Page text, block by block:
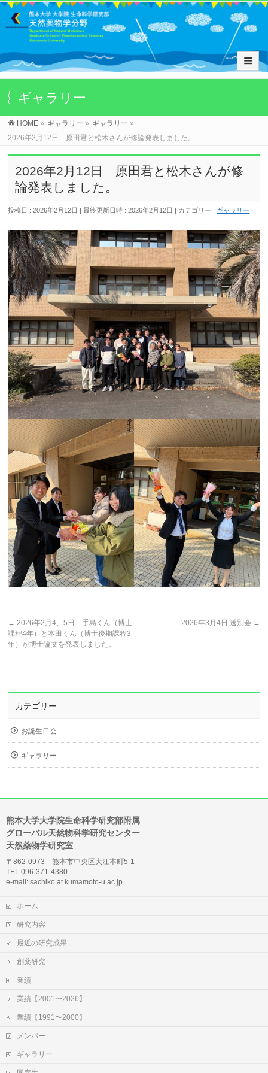
ギャラリー
HOME » ギャラリー » ギャラリー »
2026年2月12日 原田君と松木さんが修論発表しました。
2026年2月12日 原田君と松木さんが修
論発表しました。
投稿日 : 2026年2月12日 最終更新日時 : 2026年2月12日 カテゴリー : ギャラリー
← 2026年2月4、5日 手島くん（博士
課程4年）と本田くん（博士後期課程3
年）が博士論文を発表しました。
2026年3月4日 送別会 →
カテゴリー
お誕生日会
ギャラリー
熊本大学大学院生命科学研究部附属
グローバル天然物科学研究センター
天然薬物学研究室
〒862-0973 熊本市中央区大江本町5-1
TEL 096-371-4380
e-mail: sachiko at kumamoto-u.ac.jp
ホーム
研究内容
最近の研究成果
創薬研究
業績
業績【2001〜2026】
業績【1991〜2000】
メンバー
ギャラリー